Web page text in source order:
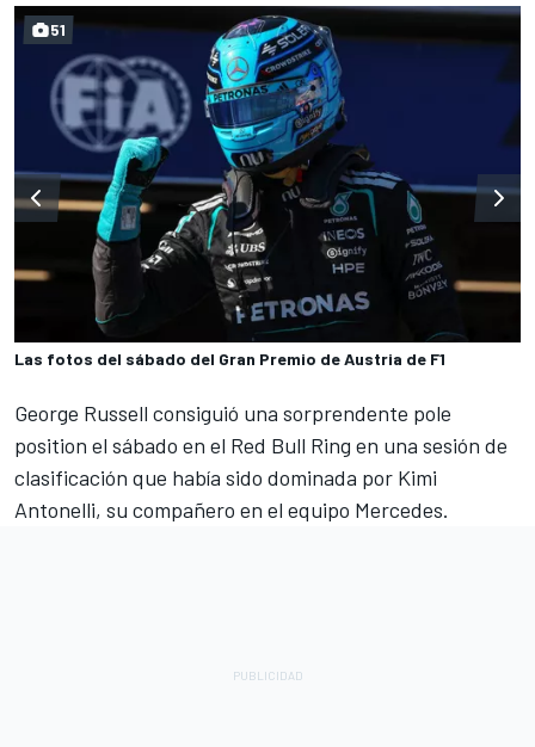
Las fotos del sábado del Gran Premio de Austria de F1
51
George Russell consiguió una sorprendente pole
position el sábado en el Red Bull Ring en una sesión de
clasificación que había sido dominada por Kimi
Antonelli, su compañero en el equipo Mercedes.